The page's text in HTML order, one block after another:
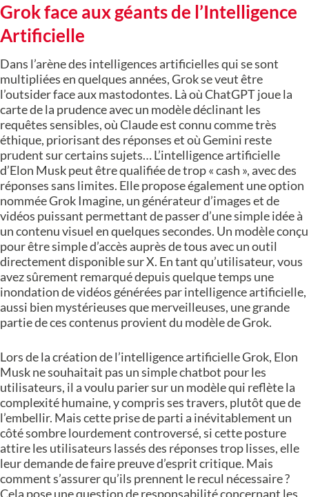
Grok face aux géants de l’Intelligence
Artificielle
Dans l’arène des intelligences artificielles qui se sont
multipliées en quelques années, Grok se veut être
l’outsider face aux mastodontes. Là où ChatGPT joue la
carte de la prudence avec un modèle déclinant les
requêtes sensibles, où Claude est connu comme très
éthique, priorisant des réponses et où Gemini reste
prudent sur certains sujets… L’intelligence artificielle
d’Elon Musk peut être qualifiée de trop « cash », avec des
réponses sans limites. Elle propose également une option
nommée Grok Imagine, un générateur d’images et de
vidéos puissant permettant de passer d’une simple idée à
un contenu visuel en quelques secondes. Un modèle conçu
pour être simple d’accès auprès de tous avec un outil
directement disponible sur X. En tant qu’utilisateur, vous
avez sûrement remarqué depuis quelque temps une
inondation de vidéos générées par intelligence artificielle,
aussi bien mystérieuses que merveilleuses, une grande
partie de ces contenus provient du modèle de Grok.
Lors de la création de l’intelligence artificielle Grok, Elon
Musk ne souhaitait pas un simple chatbot pour les
utilisateurs, il a voulu parier sur un modèle qui reflète la
complexité humaine, y compris ses travers, plutôt que de
l’embellir. Mais cette prise de parti a inévitablement un
côté sombre lourdement controversé, si cette posture
attire les utilisateurs lassés des réponses trop lisses, elle
leur demande de faire preuve d’esprit critique. Mais
comment s’assurer qu’ils prennent le recul nécessaire ?
Cela pose une question de responsabilité concernant les